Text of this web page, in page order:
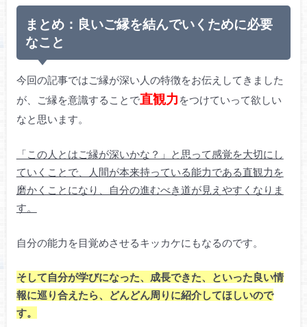
まとめ：良いご縁を結んでいくために必要
なこと
今回の記事ではご縁が深い人の特徴をお伝えしてきました
が、ご縁を意識することで直観力 をつけていって欲しい
なと思います。
「この人とはご縁が深いかな？」と思って感覚を大切にし
ていくことで、人間が本来持っている能力である直観力を
磨かくことになり、自分の進むべき道が見えやすくなりま
す。
自分の能力を目覚めさせるキッカケにもなるのです。
そして自分が学びになった、成長できた、といった良い情
報に巡り合えたら、どんどん周りに紹介してほしいので
す。